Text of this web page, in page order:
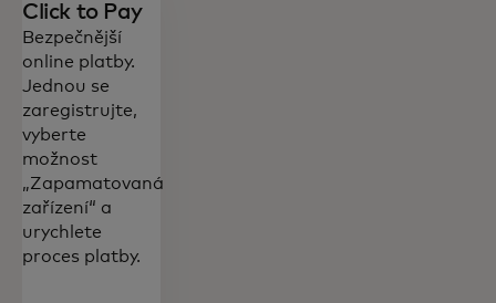
Click to Pay
Bezpečnější
online platby.
Jednou se
zaregistrujte,
vyberte
možnost
„Zapamatovaná
zařízení“ a
urychlete
proces platby.